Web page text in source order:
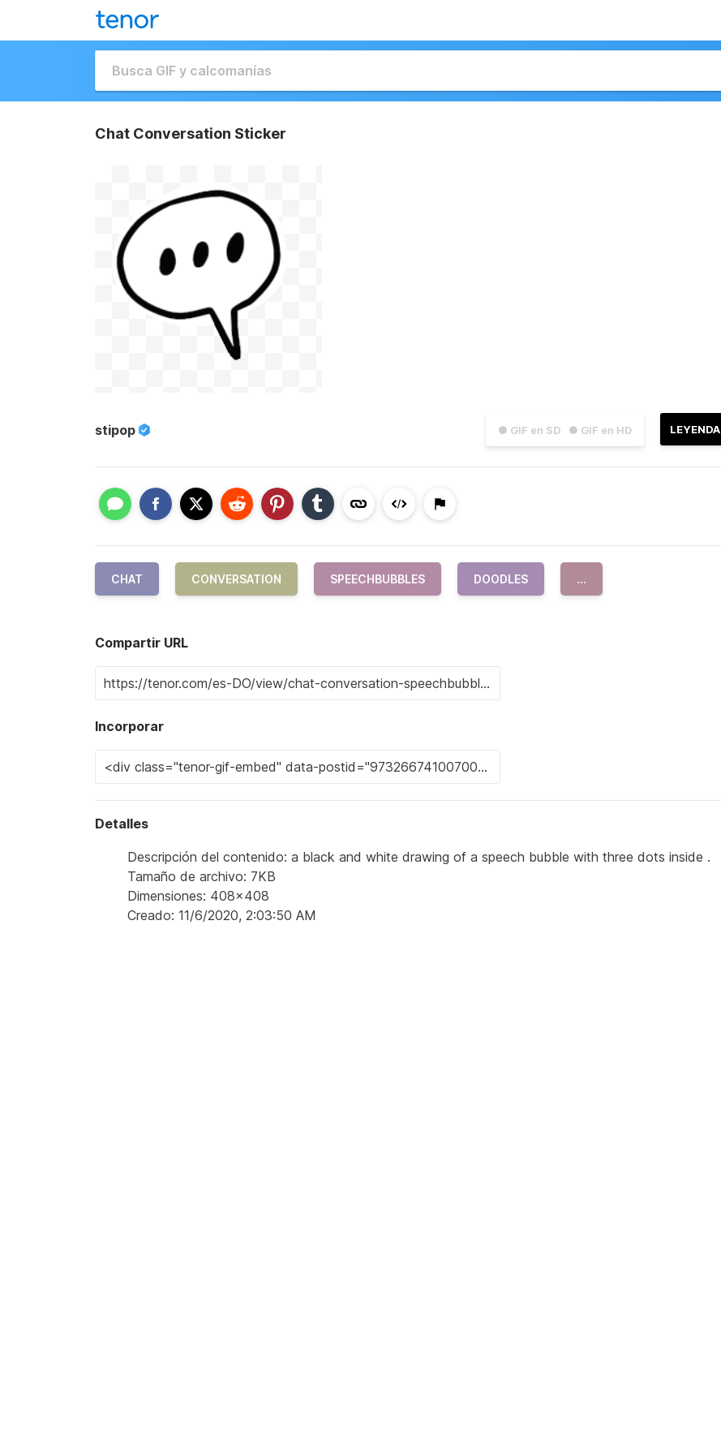
Chat Conversation Sticker
● GIF en SD ● GIF en HD LEYENDA
stipop
CHAT CONVERSATION SPEECHBUBBLES DOODLES ...
Compartir URL
Incorporar
Detalles
Descripción del contenido: a black and white drawing of a speech bubble with three dots inside .
Tamaño de archivo: 7KB
Dimensiones: 408x408
Creado: 11/6/2020, 2:03:50 AM